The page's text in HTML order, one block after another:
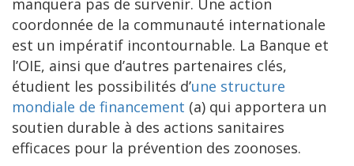
manquera pas de survenir. Une action
coordonnée de la communauté internationale
est un impératif incontournable. La Banque et
l’OIE, ainsi que d’autres partenaires clés,
étudient les possibilités d’une structure
mondiale de financement (a) qui apportera un
soutien durable à des actions sanitaires
efficaces pour la prévention des zoonoses.